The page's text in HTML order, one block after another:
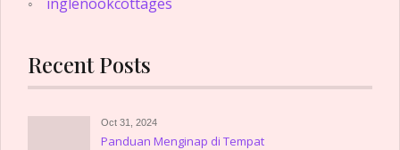
Recent Posts
Oct 31, 2024
Panduan Menginap di Tempat